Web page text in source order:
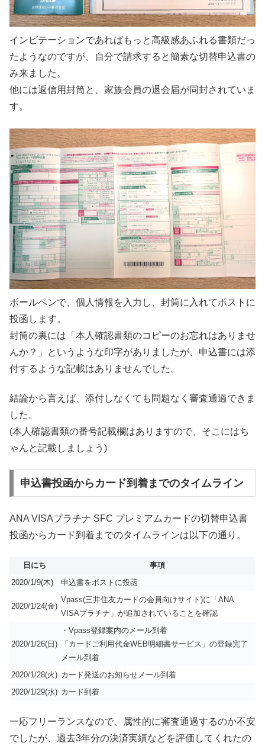
インビテーションであればもっと高級感あふれる書類だっ
たようなのですが、自分で請求すると簡素な切替申込書の
み来ました。
他には返信用封筒と、家族会員の退会届が同封されていま
す。
ボールペンで、個人情報を入力し、封筒に入れてポストに
投函します。
封筒の裏には「本人確認書類のコピーのお忘れはありませ
んか？」というような印字がありましたが、申込書には添
付するような記載はありませんでした。
結論から言えば、添付しなくても問題なく審査通過できま
した。
(本人確認書類の番号記載欄はありますので、そこにはち
ゃんと記載しましょう)
申込書投函からカード到着までのタイムライン
ANA VISAプラチナ SFC プレミアムカードの切替申込書
投函からカード到着までのタイムラインは以下の通り。
日にち
事項
2020/1/9(木)
申込書をポストに投函
2020/1/24(金)
Vpass(三井住友カードの会員向けサイト)に「ANA
VISAプラチナ」が追加されていることを確認
2020/1/26(日)
・Vpass登録案内のメール到着
「カードご利用代金WEB明細書サービス」の登録完了
メール到着
2020/1/28(火) カード発送のお知らせメール到着
2020/1/29(水) カード到着
一応フリーランスなので、属性的に審査通過するのか不安
でしたが、過去3年分の決済実績などを評価してくれたの